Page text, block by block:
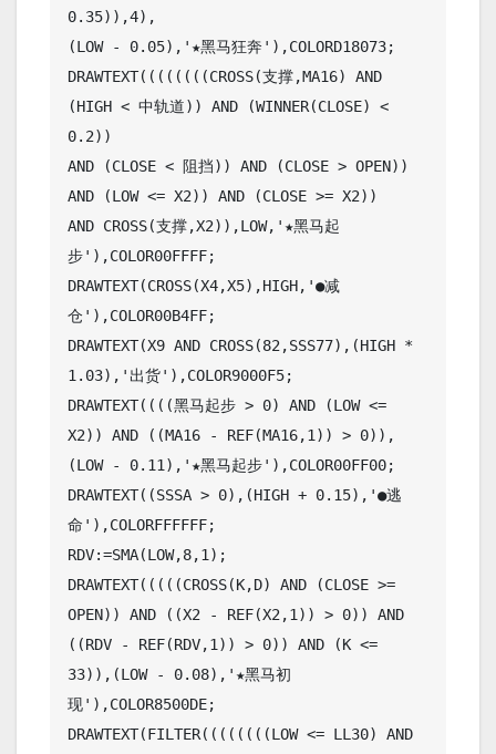
0.35)),4),
(LOW - 0.05),'★黑马狂奔'),COLORD18073;
DRAWTEXT((((((((CROSS(支撑,MA16) AND
(HIGH < 中轨道)) AND (WINNER(CLOSE) <
0.2))
AND (CLOSE < 阻挡)) AND (CLOSE > OPEN))
AND (LOW <= X2)) AND (CLOSE >= X2))
AND CROSS(支撑,X2)),LOW,'★黑马起
步'),COLOR00FFFF;
DRAWTEXT(CROSS(X4,X5),HIGH,'●减
仓'),COLOR00B4FF;
DRAWTEXT(X9 AND CROSS(82,SSS77),(HIGH *
1.03),'出货'),COLOR9000F5;
DRAWTEXT((((黑马起步 > 0) AND (LOW <=
X2)) AND ((MA16 - REF(MA16,1)) > 0)),
(LOW - 0.11),'★黑马起步'),COLOR00FF00;
DRAWTEXT((SSSA > 0),(HIGH + 0.15),'●逃
命'),COLORFFFFFF;
RDV:=SMA(LOW,8,1);
DRAWTEXT(((((CROSS(K,D) AND (CLOSE >=
OPEN)) AND ((X2 - REF(X2,1)) > 0)) AND
((RDV - REF(RDV,1)) > 0)) AND (K <=
33)),(LOW - 0.08),'★黑马初
现'),COLOR8500DE;
DRAWTEXT(FILTER((((((((LOW <= LL30) AND